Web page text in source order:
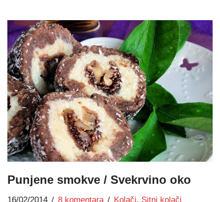
Punjene smokve / Svekrvino oko
16/02/2014 8 komentara Kolači, Sitni kolači